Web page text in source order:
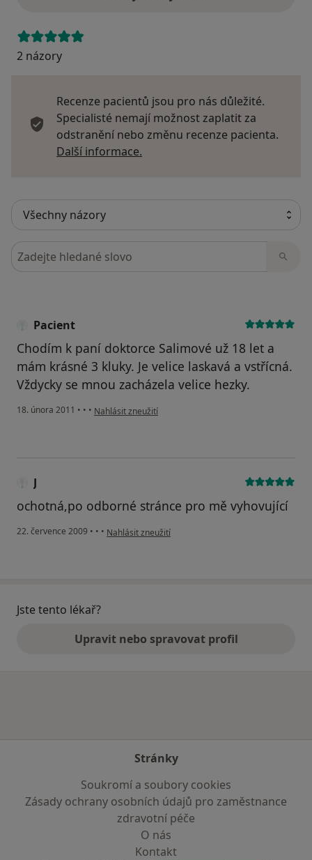
2 názory
Recenze pacientů jsou pro nás důležité.
Specialisté nemají možnost zaplatit za
odstranění nebo změnu recenze pacienta.
Další informace.
Hledejte v názorech
Pacient
Chodím k paní doktorce Salimové už 18 let a
mám krásné 3 kluky. Je velice laskavá a vstřícná.
Vždycky se mnou zacházela velice hezky.
18. února 2011 • • • podle názoru uživatele Pacient
Nahlásit zneužití
J
ochotná,po odborné stránce pro mě vyhovující
22. července 2009 • • • podle názoru uživatele J
Nahlásit zneužití
Jste tento lékař?
Upravit nebo spravovat profil
Stránky
Soukromí a soubory cookies
Zásady ochrany osobních údajů pro zaměstnance
zdravotní péče
O nás
Kontakt